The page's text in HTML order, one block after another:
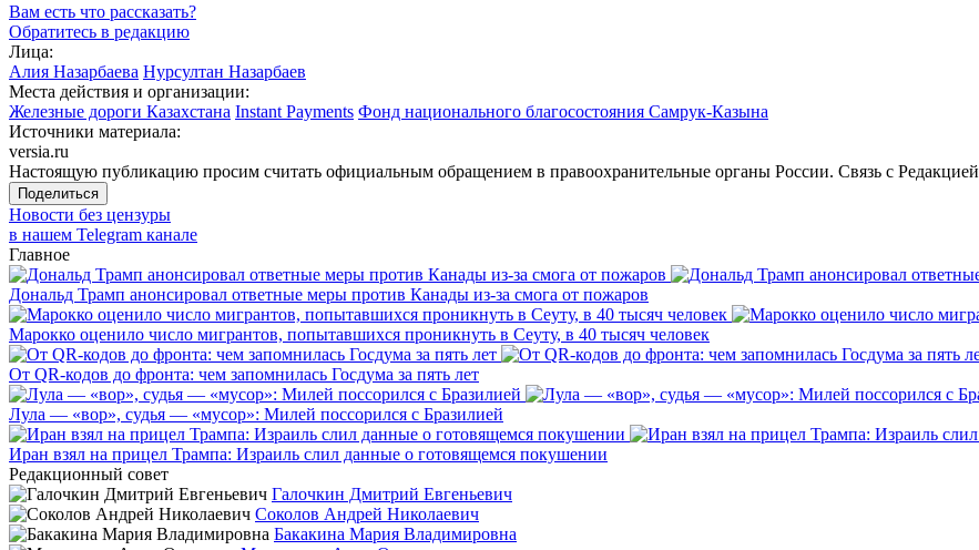
Вам есть что рассказать?
Обратитесь в редакцию
Лица:
Алия Назарбаева Нурсултан Назарбаев
Места действия и организации:
Железные дороги Казахстана Instant Payments Фонд национального благосостояния Самрук-Казына
Источники материала:
versia.ru
Настоящую публикацию просим считать официальным обращением в правоохранительные органы России. Связь с Редакцией
Поделиться
Новости без цензуры
в нашем Telegram канале
Главное
Дональд Трамп анонсировал ответные меры против Канады из-за смога от пожаров
Марокко оценило число мигрантов, попытавшихся проникнуть в Сеуту, в 40 тысяч человек
От QR-кодов до фронта: чем запомнилась Госдума за пять лет
Лула — «вор», судья — «мусор»: Милей поссорился с Бразилией
Иран взял на прицел Трампа: Израиль слил данные о готовящемся покушении
Редакционный совет
Галочкин Дмитрий Евгеньевич
Соколов Андрей Николаевич
Бакакина Мария Владимировна